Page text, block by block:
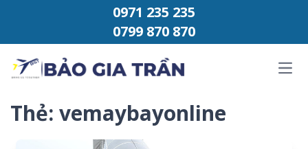
Chuyển đến phần nội dung0971 235 235
0799 870 870
Thẻ: vemaybayonline